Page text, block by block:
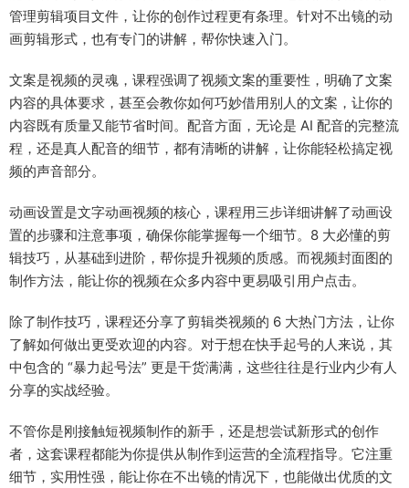
管理剪辑项目文件，让你的创作过程更有条理。针对不出镜的动
画剪辑形式，也有专门的讲解，帮你快速入门。
文案是视频的灵魂，课程强调了视频文案的重要性，明确了文案
内容的具体要求，甚至会教你如何巧妙借用别人的文案，让你的
内容既有质量又能节省时间。配音方面，无论是 AI 配音的完整流
程，还是真人配音的细节，都有清晰的讲解，让你能轻松搞定视
频的声音部分。
动画设置是文字动画视频的核心，课程用三步详细讲解了动画设
置的步骤和注意事项，确保你能掌握每一个细节。8 大必懂的剪
辑技巧，从基础到进阶，帮你提升视频的质感。而视频封面图的
制作方法，能让你的视频在众多内容中更易吸引用户点击。
除了制作技巧，课程还分享了剪辑类视频的 6 大热门方法，让你
了解如何做出更受欢迎的内容。对于想在快手起号的人来说，其
中包含的 “暴力起号法” 更是干货满满，这些往往是行业内少有人
分享的实战经验。
不管你是刚接触短视频制作的新手，还是想尝试新形式的创作
者，这套课程都能为你提供从制作到运营的全流程指导。它注重
细节，实用性强，能让你在不出镜的情况下，也能做出优质的文